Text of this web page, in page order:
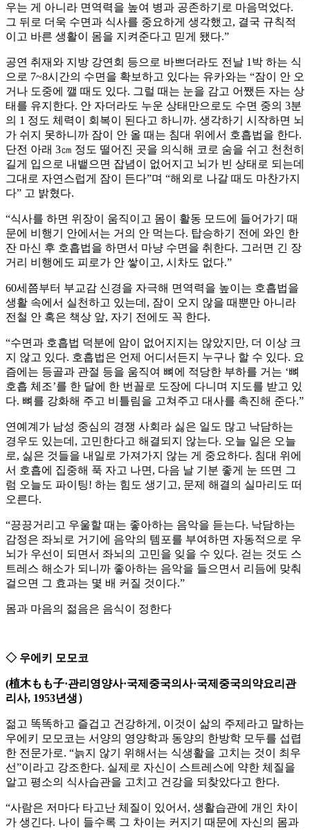
우는 게 아니라 면역력을 높여 병과 공존하기로 마음먹었다.
그 뒤로 더욱 수면과 식사를 중요하게 생각했고, 결국 규칙적
이고 바른 생활이 몸을 지켜준다고 믿게 됐다.”
공연 취재와 지방 강연회 등으로 바쁘더라도 전날 1박 하는 식
으로 7~8시간의 수면을 확보하고 있다는 유카와는 “잠이 안 오
거나 도중에 깰 때도 있다. 그럴 때는 눈을 감고 어쨌든 자는 상
태를 유지한다. 안 자더라도 누운 상태만으로도 수면 중의 3분
의 1 정도 체력이 회복이 된다고 하니까. 생각하기 시작하면 뇌
가 쉬지 못하니까 잠이 안 올 때는 침대 위에서 호흡법을 한다.
단전 아래 3㎝ 정도 떨어진 곳을 의식해 코로 숨을 쉬고 천천히
길게 입으로 내뱉으면 잡념이 없어지고 뇌가 빈 상태로 되는데
그대로 자연스럽게 잠이 든다”며 “해외로 나갈 때도 마찬가지
다” 고 밝혔다.
“식사를 하면 위장이 움직이고 몸이 활동 모드에 들어가기 때
문에 비행기 안에서는 거의 안 먹는다. 탑승하기 전에 와인 한
잔 마신 후 호흡법을 하면서 마냥 수면을 취한다. 그러면 긴 장
거리 비행에도 피로가 안 쌓이고, 시차도 없다.”
60세쯤부터 부교감 신경을 자극해 면역력을 높이는 호흡법을
생활 속에서 실천하고 있는데, 잠이 오지 않을 때뿐만 아니라
전철 안 혹은 책상 앞, 자기 전에도 꼭 한다.
“수면과 호흡법 덕분에 암이 없어지지는 않았지만, 더 이상 크
지 않고 있다. 호흡법은 언제 어디서든지 누구나 할 수 있다. 요
즘에는 등골과 관절 등을 움직여 뼈에 적당한 부하를 거는 ‘뼈
호흡 체조’를 한 달에 한 번꼴로 도장에 다니며 지도를 받고 있
다. 뼈를 강화해 주고 비틀림을 고쳐주고 대사를 촉진해 준다.”
연예계가 남성 중심의 경쟁 사회라 싫은 일도 많고 낙담하는
경우도 있는데, 고민한다고 해결되지 않는다. 오늘 일은 오늘
로, 싫은 것들을 내일로 가져가지 않는 게 중요하다. 침대 위에
서 호흡에 집중해 푹 자고 나면, 다음 날 기분 좋게 눈 뜨면 그
럼 오늘도 파이팅! 하는 힘도 생기고, 문제 해결의 실마리도 떠
오른다.
“끙끙거리고 우울할 때는 좋아하는 음악을 듣는다. 낙담하는
감정은 좌뇌로 거기에 음악의 템포를 부여하면 자동적으로 우
뇌가 우선이 되면서 좌뇌의 고민을 잊을 수 있다. 걷는 것도 스
트레스 해소가 되니까 좋아하는 음악을 들으면서 리듬에 맞춰
걸으면 그 효과는 몇 배 커질 것이다.”
몸과 마음의 젊음은 음식이 정한다
◇ 우에키 모모코
(植木もも子·관리영양사·국제중국의사·국제중국의약요리관
리사, 1953년생）
젊고 똑똑하고 즐겁고 건강하게, 이것이 삶의 주제라고 말하는
우에키 모모코는 서양의 영양학과 동양의 한방학 모두를 섭렵
한 전문가로. “늙지 않기 위해서는 식생활을 고치는 것이 최우
선”이라고 강조한다. 실제로 자신이 스트레스에 약한 체질을
알고 평소의 식사습관을 고치고 건강을 되찾았다고 한다.
“사람은 저마다 타고난 체질이 있어서, 생활습관에 개인 차이
가 생긴다. 나이 들수록 그 차이는 커지기 때문에 자신의 몸과